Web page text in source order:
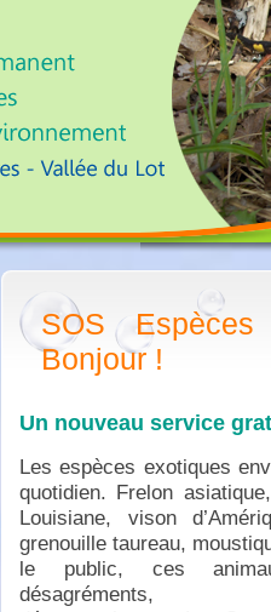
SOS Espèces
Bonjour !
Un nouveau service
Les espèces exotiques
quotidien. Frelon
Louisiane, vison
grenouille taureau,
le public, ces
désagréments,